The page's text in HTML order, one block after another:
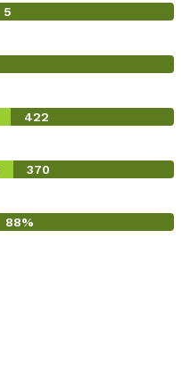
5
422
370
88%